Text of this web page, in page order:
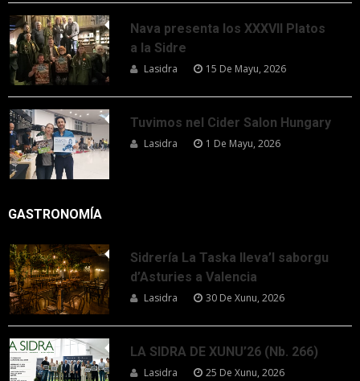
Nava presenta los XXXVII Platos
a la Sidre
Lasidra 15 De Mayu, 2026
Tuvimos nel Cider Salon Hungary
Lasidra 1 De Mayu, 2026
GASTRONOMÍA
Sidrería La Taska lleva’l saborgu
d’Asturies a Valencia
Lasidra 30 De Xunu, 2026
LA SIDRA DE XUNU’26 (Nb. 266)
Lasidra 25 De Xunu, 2026